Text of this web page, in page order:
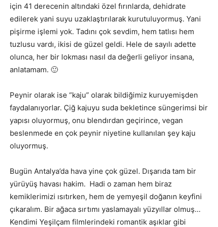
için 41 derecenin altındaki özel fırınlarda, dehidrate
edilerek yani suyu uzaklaştırılarak kurutuluyormuş. Yani
pişirme işlemi yok. Tadını çok sevdim, hem tatlısı hem
tuzlusu vardı, ikisi de güzel geldi. Hele de sayılı adette
olunca, her bir lokması nasıl da değerli geliyor insana,
anlatamam. 🙂
Peynir olarak ise “kaju” olarak bildiğimiz kuruyemişden
faydalanıyorlar. Çiğ kajuyu suda bekletince süngerimsi bir
yapısı oluyormuş, onu blendırdan geçirince, vegan
beslenmede en çok peynir niyetine kullanılan şey kaju
oluyormuş.
Bugün Antalya’da hava yine çok güzel. Dışarıda tam bir
yürüyüş havası hakim. Hadi o zaman hem biraz
kemiklerimizi ısıtırken, hem de yemyeşil doğanın keyfini
çıkaralım. Bir ağaca sırtımı yaslamayalı yüzyıllar olmuş…
Kendimi Yeşilçam filmlerindeki romantik aşıklar gibi